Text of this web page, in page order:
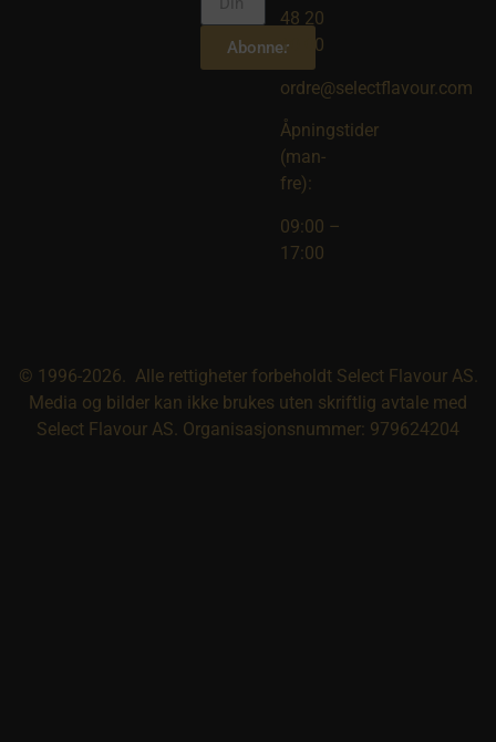
Abonner
48 20
10 00
ordre@selectflavour.com
Åpningstider
(man-
fre):
09:00 –
17:00
© 1996-2026. Alle rettigheter forbeholdt Select Flavour AS.
Media og bilder kan ikke brukes uten skriftlig avtale med
Select Flavour AS. Organisasjonsnummer: 979624204